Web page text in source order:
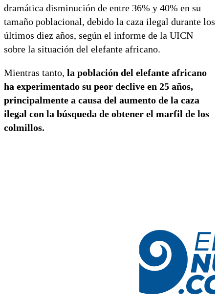
dramática disminución de entre 36% y 40% en su
tamaño poblacional, debido la caza ilegal durante los
últimos diez años, según el informe de la UICN
sobre la situación del elefante africano.
Mientras tanto, la población del elefante africano
ha experimentado su peor declive en 25 años,
principalmente a causa del aumento de la caza
ilegal con la búsqueda de obtener el marfil de los
colmillos.